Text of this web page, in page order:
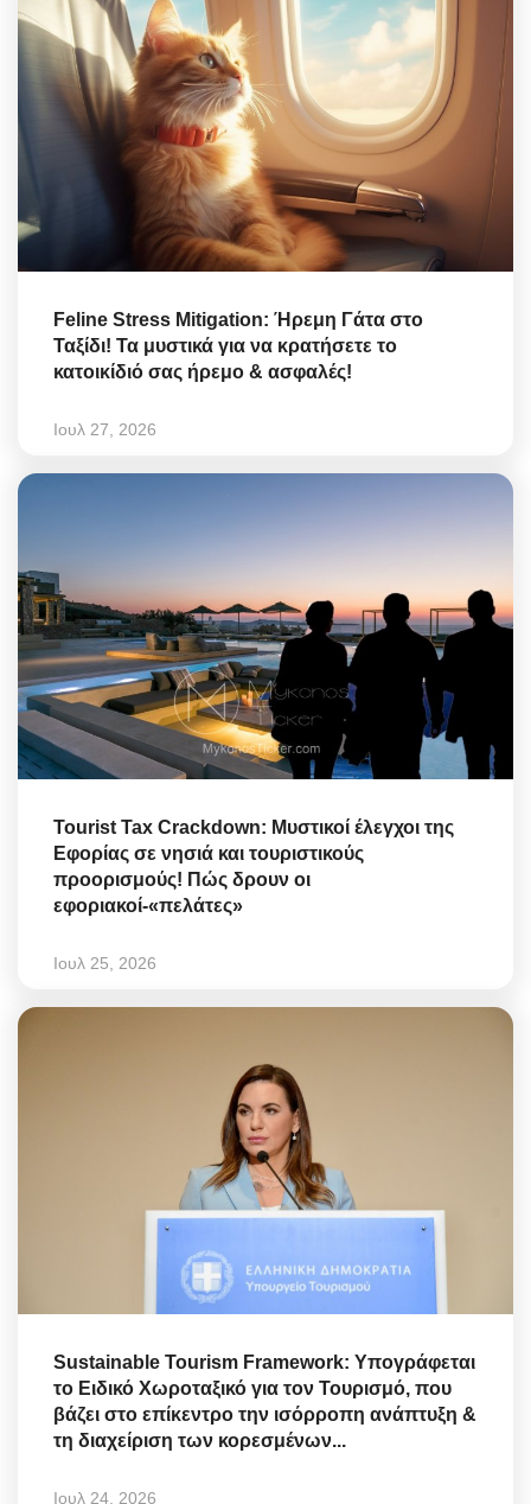
Feline Stress Mitigation: Ήρεμη Γάτα στο
Ταξίδι! Τα μυστικά για να κρατήσετε το
κατοικίδιό σας ήρεμο & ασφαλές!
Ιουλ 27, 2026
Tourist Tax Crackdown: Μυστικοί έλεγχοι της
Εφορίας σε νησιά και τουριστικούς
προορισμούς! Πώς δρουν οι
εφοριακοί-«πελάτες»
Ιουλ 25, 2026
Sustainable Tourism Framework: Υπογράφεται
το Ειδικό Χωροταξικό για τον Τουρισμό, που
βάζει στο επίκεντρο την ισόρροπη ανάπτυξη &
τη διαχείριση των κορεσμένων...
Ιουλ 24, 2026